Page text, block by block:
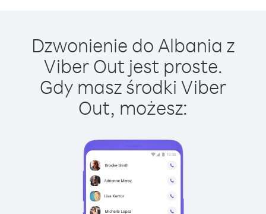
Dzwonienie do Albania z
Viber Out jest proste.
Gdy masz środki Viber
Out, możesz: